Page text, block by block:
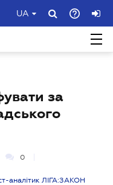
UA
за
0
аналітик ЛІГА:ЗАКОН